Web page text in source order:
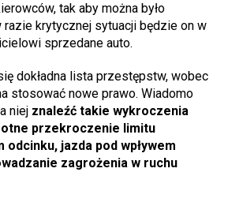
tak aby można było
krytycznej sytuacji będzie on w
sprzedane auto.
dokładna lista przestępstw, wobec
stosować nowe prawo. Wiadomo
niej znaleźć takie wykroczenia
przekroczenie limitu
odcinku, jazda pod wpływem
zagrożenia w ruchu